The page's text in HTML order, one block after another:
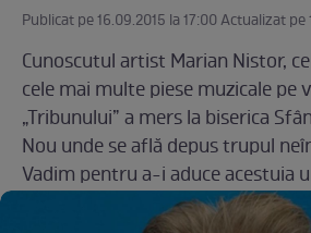
Publicat pe 16.09.2015 la 17:00 Actualizat pe
Cunoscutul artist Marian Nistor,
cele mai multe piese muzicale pe
„Tribunului” a mers la biserica
Nou unde se află depus trupul
Vadim pentru a-i aduce acestuia